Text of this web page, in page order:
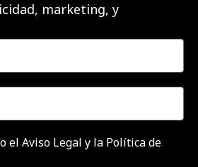
marketing, y
el Aviso Legal y la Política de